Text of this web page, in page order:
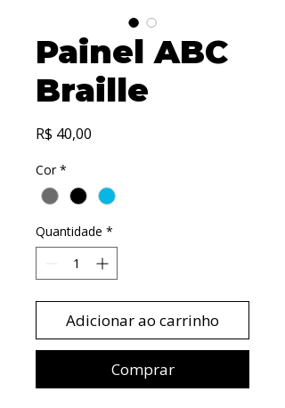
Painel ABC
Braille
R$ 40,00
Cor *
Quantidade *
Adicionar ao carrinho
Comprar